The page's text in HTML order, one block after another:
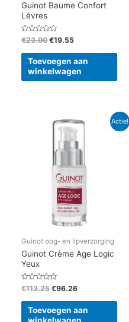
Guinot Baume Confort
Lévres
Gewaardeerd
0
uit
€23.00 €19.55
Toevoegen aan
winkelwagen
Actie!
Guinot oog- en lipverzorging
Guinot Crème Age Logic
Yeux
Gewaardeerd
0
uit
€113.25
Oorspronkelijke
prijs
€113.25.
€96.26
Huidige
prijs
€96.26.
Toevoegen aan
winkelwagen